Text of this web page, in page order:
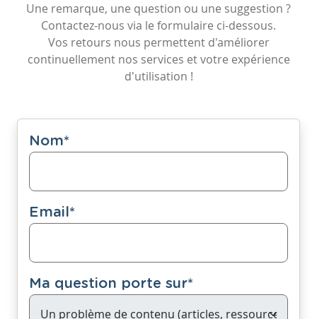
Une remarque, une question ou une suggestion ?
Contactez-nous via le formulaire ci-dessous.
Vos retours nous permettent d'améliorer
continuellement nos services et votre expérience
d'utilisation !
Nom*
Email*
Ma question porte sur*